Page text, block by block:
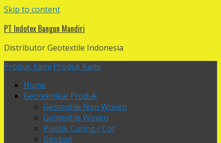
Skip to content
PT Indotex Bangun Mandiri
Distributor Geotextile Indonesia
Produk Kami Produk Kami
Home
Geoteknikal Produk
Geotextile Non Woven
Geotextile Woven
Plastik Curing / Cor
Geobag